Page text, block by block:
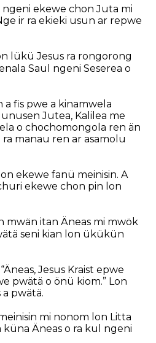
ngeni ekewe chon Juta mi
ir ra ekieki usun ar repwe
lükü Jesus ra rongorong
Saul ngeni Seserea o
a fis pwe a kinamwela
Jutea, Kalilea me
o chochomongola ren än
manau ren ar asamolu
ekewe fanü meinisin. A
ekewe chon pin lon
mwän itan Äneas mi mwök
seni kian lon ükükün
Jesus Kraist epwe
pwätä o önü kiom.” Lon
pwätä.
mi nonom lon Litta
küna Äneas o ra kul ngeni